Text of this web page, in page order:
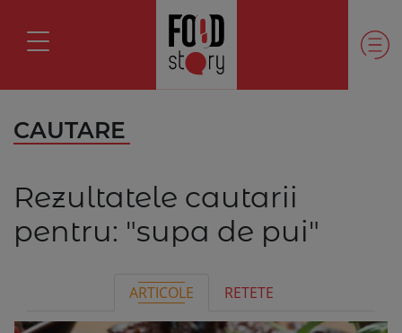
CAUTARE
Rezultatele cautarii
pentru: "supa de pui"
ARTICOLE RETETE